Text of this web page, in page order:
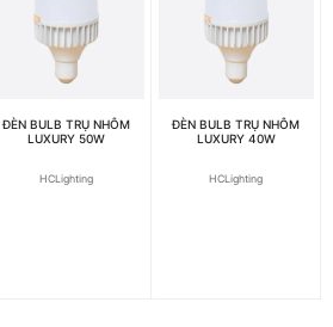
ĐÈN BULB TRỤ NHÔM
LUXURY 50W
HCLighting
ĐÈN BULB TRỤ NHÔM
LUXURY 40W
HCLighting